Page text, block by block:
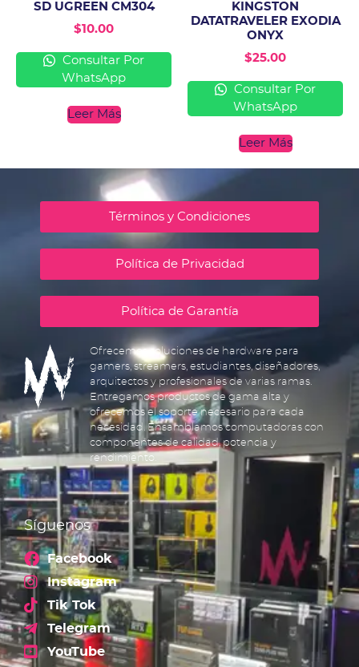
SD UGREEN CM304
$10.00
Consultar Por
WhatsApp
Leer Más
KINGSTON
DATATRAVELER EXODIA
ONYX
$25.00
Consultar Por
WhatsApp
Leer Más
Términos y Condiciones
Política de Privacidad
Política de Garantía
Ofrecemos soluciones de hardware para
gamers, streamers, estudiantes, diseñadores,
arquitectos y profesionales de varias ramas.
Entregamos productos de gama alta y
ofrecemos el soporte necesario para cada
necesidad. Ensamblamos computadoras con
componentes de calidad, potencia y
rendimiento.
Síguenos
Facebook
Instagram
Tik Tok
Telegram
YouTube